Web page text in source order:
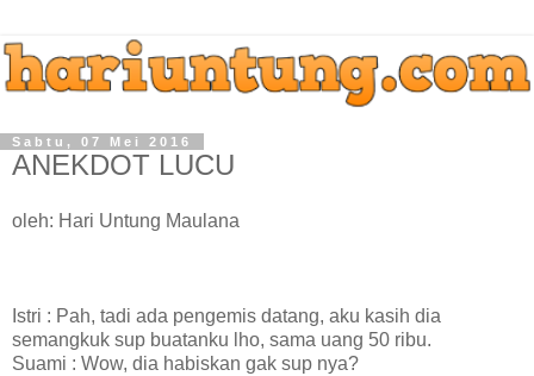
Sabtu, 07 Mei 2016
ANEKDOT LUCU
oleh: Hari Untung Maulana
Istri : Pah, tadi ada pengemis datang, aku kasih dia
semangkuk sup buatanku lho, sama uang 50 ribu.
Suami : Wow, dia habiskan gak sup nya?